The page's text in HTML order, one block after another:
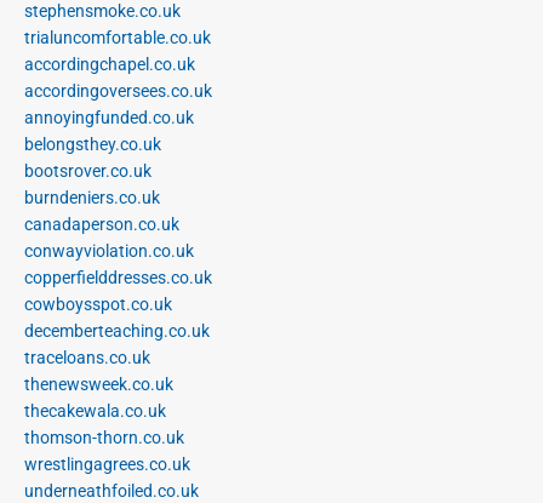
stephensmoke.co.uk
trialuncomfortable.co.uk
accordingchapel.co.uk
accordingoversees.co.uk
annoyingfunded.co.uk
belongsthey.co.uk
bootsrover.co.uk
burndeniers.co.uk
canadaperson.co.uk
conwayviolation.co.uk
copperfielddresses.co.uk
cowboysspot.co.uk
decemberteaching.co.uk
traceloans.co.uk
thenewsweek.co.uk
thecakewala.co.uk
thomson-thorn.co.uk
wrestlingagrees.co.uk
underneathfoiled.co.uk